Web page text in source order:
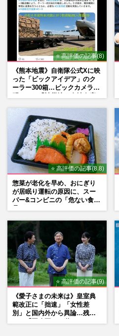
⭐ 高評価の記事(8)
《熊本地震》自衛隊公式Xに映
った「ビックアイデア」のク
ーラー300箱…ビックカメラが
⭐ 高評価の記事(8.8)
惣菜が老化を早め、おにぎり
が居眠り運転の原因に、スー
パー&コンビニの「危ない食
⭐ 高評価の記事(9)
《愛子さまの未来は》皇室典
範改正に「拙速」「女性差
別」と国内外から異論…残さ